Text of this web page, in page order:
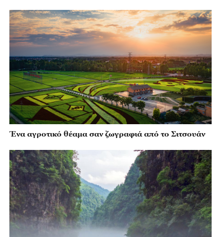
Ένα αγροτικό θέαμα σαν ζωγραφιά από το Σιτσουάν